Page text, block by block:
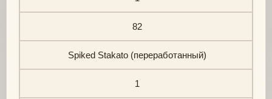
82
Spiked Stakato (переработанный)
1